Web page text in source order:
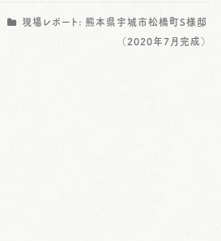
現場レポート: 熊本県宇城市松橋町S様邸
（2020年7月完成）
o